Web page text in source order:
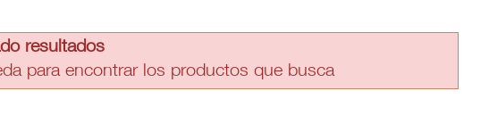
resultados
para encontrar los productos que busca